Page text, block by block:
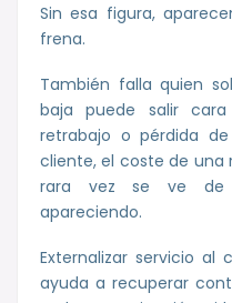
Sin esa figura,
frena.
También falla quien
baja puede salir
retrabajo o pérdida
cliente, el coste de
rara vez se ve de
apareciendo.
Externalizar servicio al
ayuda a recuperar